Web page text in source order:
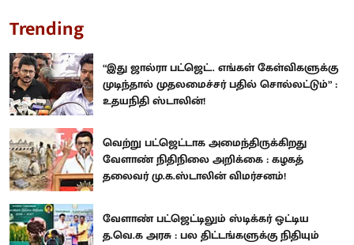
Trending
“இது ஜால்ரா பட்ஜெட்.. எங்கள் கேள்விகளுக்கு
முடிந்தால் முதலமைச்சர் பதில் சொல்லட்டும்” :
உதயநிதி ஸ்டாலின்!
வெற்று பட்ஜெட்டாக அமைந்திருக்கிறது
வேளாண் நிதிநிலை அறிக்கை : கழகத்
தலைவர் மு.க.ஸ்டாலின் விமர்சனம்!
வேளாண் பட்ஜெட்டிலும் ஸ்டிக்கர் ஒட்டிய
த.வெ.க அரசு : பல திட்டங்களுக்கு நிதியும்